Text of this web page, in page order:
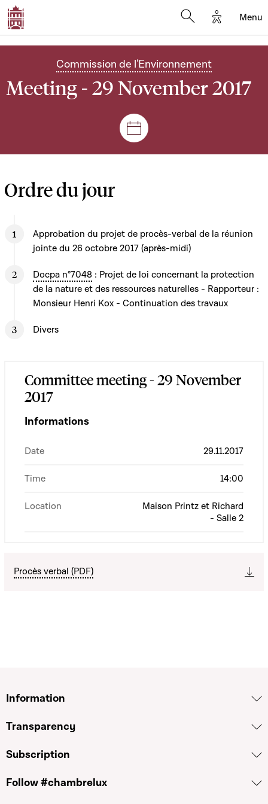
Options
Menu
Commission de l'Environnement
Meeting - 29 November 2017
Sessions and meetings
Ordre du jour
Approbation du projet de procès-verbal de la réunion
jointe du 26 octobre 2017 (après-midi)
Docpa n°7048 : Projet de loi concernant la protection
de la nature et des ressources naturelles - Rapporteur :
Monsieur Henri Kox - Continuation des travaux
Divers
Committee meeting - 29 November
2017
Informations
Date 29.11.2017
Time 14:00
Location
Maison Printz et Richard
- Salle 2
Procès verbal (PDF)
Information
Transparency
Subscription
Follow #chambrelux